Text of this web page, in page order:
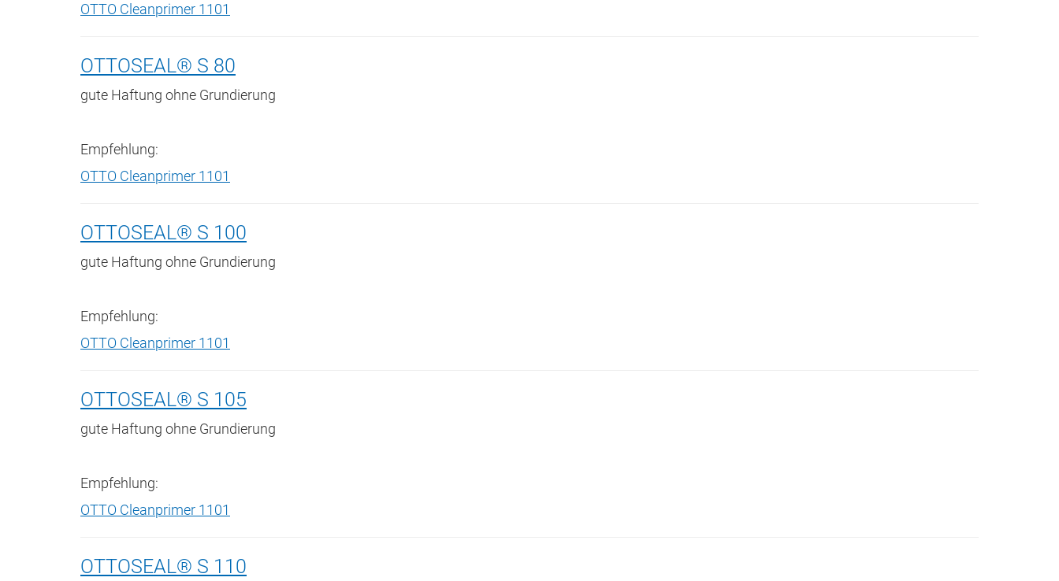
OTTO Cleanprimer 1101
OTTOSEAL® S 80
gute Haftung ohne Grundierung
Empfehlung:
OTTO Cleanprimer 1101
OTTOSEAL® S 100
gute Haftung ohne Grundierung
Empfehlung:
OTTO Cleanprimer 1101
OTTOSEAL® S 105
gute Haftung ohne Grundierung
Empfehlung:
OTTO Cleanprimer 1101
OTTOSEAL® S 110